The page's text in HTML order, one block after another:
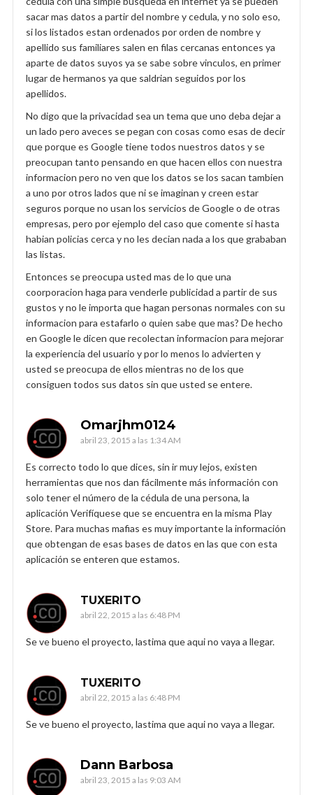
sacar mas datos a partir del nombre y cedula, y no solo eso,
si los listados estan ordenados por orden de nombre y
apellido sus familiares salen en filas cercanas entonces ya
aparte de datos suyos ya se sabe sobre vinculos, en primer
lugar de hermanos ya que saldrian seguidos por los
apellidos.
No digo que la privacidad sea un tema que uno deba dejar a
un lado pero aveces se pegan con cosas como esas de decir
que porque es Google tiene todos nuestros datos y se
preocupan tanto pensando en que hacen ellos con nuestra
informacion pero no ven que los datos se los sacan tambien
a uno por otros lados que ni se imaginan y creen estar
seguros porque no usan los servicios de Google o de otras
empresas, pero por ejemplo del caso que comente si hasta
habian policias cerca y no les decian nada a los que grababan
las listas.
Entonces se preocupa usted mas de lo que una
coorporacion haga para venderle publicidad a partir de sus
gustos y no le importa que hagan personas normales con su
informacion para estafarlo o quien sabe que mas? De hecho
en Google le dicen que recolectan informacion para mejorar
la experiencia del usuario y por lo menos lo advierten y
usted se preocupa de ellos mientras no de los que
consiguen todos sus datos sin que usted se entere.
Omarjhm0124
abril 23, 2015 a las 1:34 AM
Es correcto todo lo que dices, sin ir muy lejos, existen
herramientas que nos dan fácilmente más información con
solo tener el número de la cédula de una persona, la
aplicación Verifíquese que se encuentra en la misma Play
Store. Para muchas mafias es muy importante la información
que obtengan de esas bases de datos en las que con esta
aplicación se enteren que estamos.
TUXERITO
abril 22, 2015 a las 6:48 PM
Se ve bueno el proyecto, lastima que aqui no vaya a llegar.
TUXERITO
abril 22, 2015 a las 6:48 PM
Se ve bueno el proyecto, lastima que aqui no vaya a llegar.
Dann Barbosa
abril 23, 2015 a las 9:03 AM